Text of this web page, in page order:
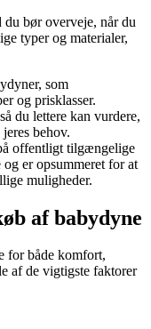
bør overveje, når du
typer og materialer,
som
og prisklasser.
du lettere kan vurdere,
behov.
offentligt tilgængelige
er opsummeret for at
muligheder.
af babydyne
for både komfort,
af de vigtigste faktorer